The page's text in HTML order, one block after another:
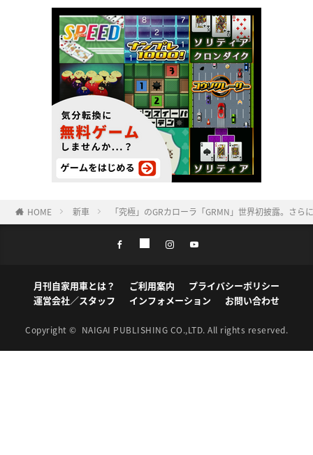
HOME 新車 「究極」のGRカローラ「GRMN」世界初披露。さ
月刊自家用車とは？ ご利用案内
プライバシーポリシー
運営会社／スタッフ
インフォメーション お問い合わせ
Copyright © NAIGAI PUBLISHING CO.,LTD. All rights reserved.